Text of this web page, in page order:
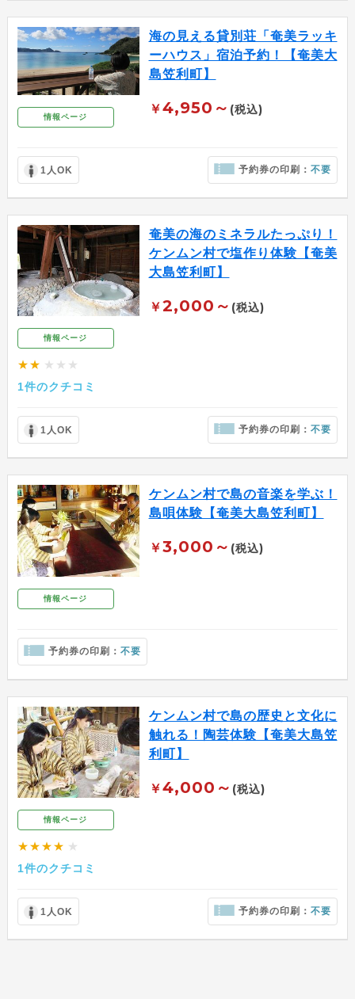
情報ページ
海の見える貸別荘「奄美ラッキ
ーハウス」宿泊予約！【奄美大
島笠利町】
￥4,950～ (税込)
1人OK 予約券の印刷：不要
情報ページ
★★ ★★★
1件のクチコミ
奄美の海のミネラルたっぷり！
ケンムン村で塩作り体験【奄美
大島笠利町】
￥2,000～ (税込)
1人OK 予約券の印刷：不要
情報ページ
ケンムン村で島の音楽を学ぶ！
島唄体験【奄美大島笠利町】
￥3,000～ (税込)
予約券の印刷： 不要
情報ページ
★★★★ ★
1件のクチコミ
ケンムン村で島の歴史と文化に
触れる！陶芸体験【奄美大島笠
利町】
￥4,000～ (税込)
1人OK 予約券の印刷：不要